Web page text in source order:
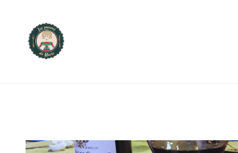
PRODUITS ET SERVICES